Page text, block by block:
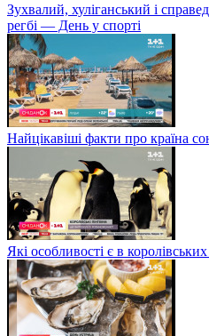
Зухвалий, хуліганський і
регбі — День у спорті
Найцікавіші факти про країна
Які особливості є в